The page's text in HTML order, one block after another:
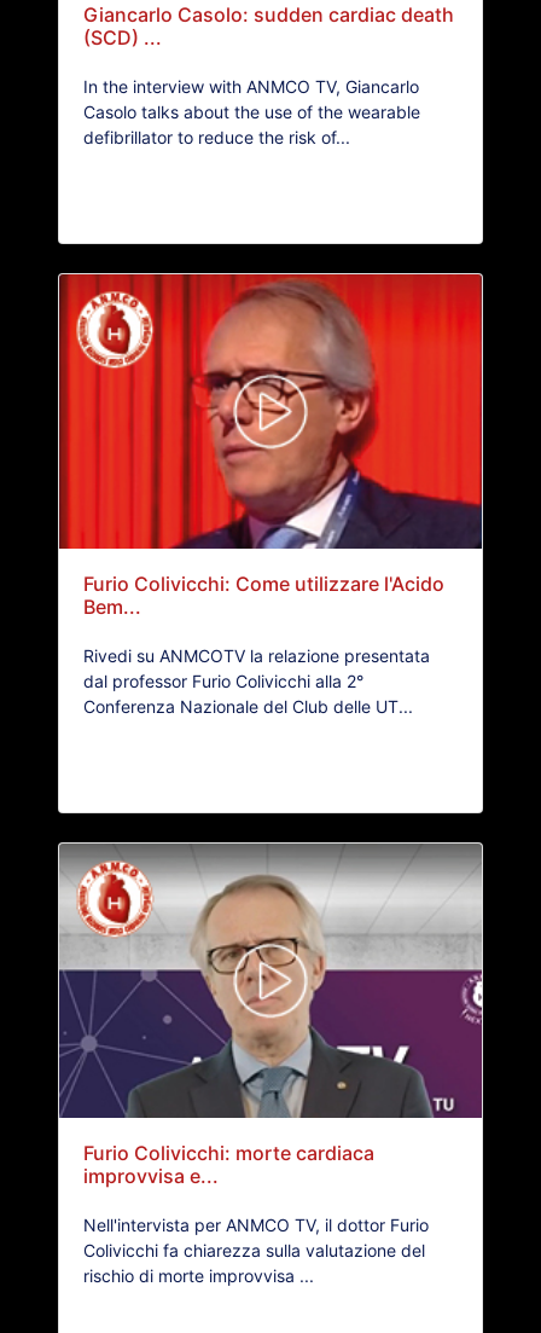
Giancarlo Casolo: sudden cardiac death
(SCD) ...
In the interview with ANMCO TV, Giancarlo
Casolo talks about the use of the wearable
defibrillator to reduce the risk of...
Furio Colivicchi: Come utilizzare l'Acido
Bem...
Rivedi su ANMCOTV la relazione presentata
dal professor Furio Colivicchi alla 2°
Conferenza Nazionale del Club delle UT...
Furio Colivicchi: morte cardiaca
improvvisa e...
Nell'intervista per ANMCO TV, il dottor Furio
Colivicchi fa chiarezza sulla valutazione del
rischio di morte improvvisa ...